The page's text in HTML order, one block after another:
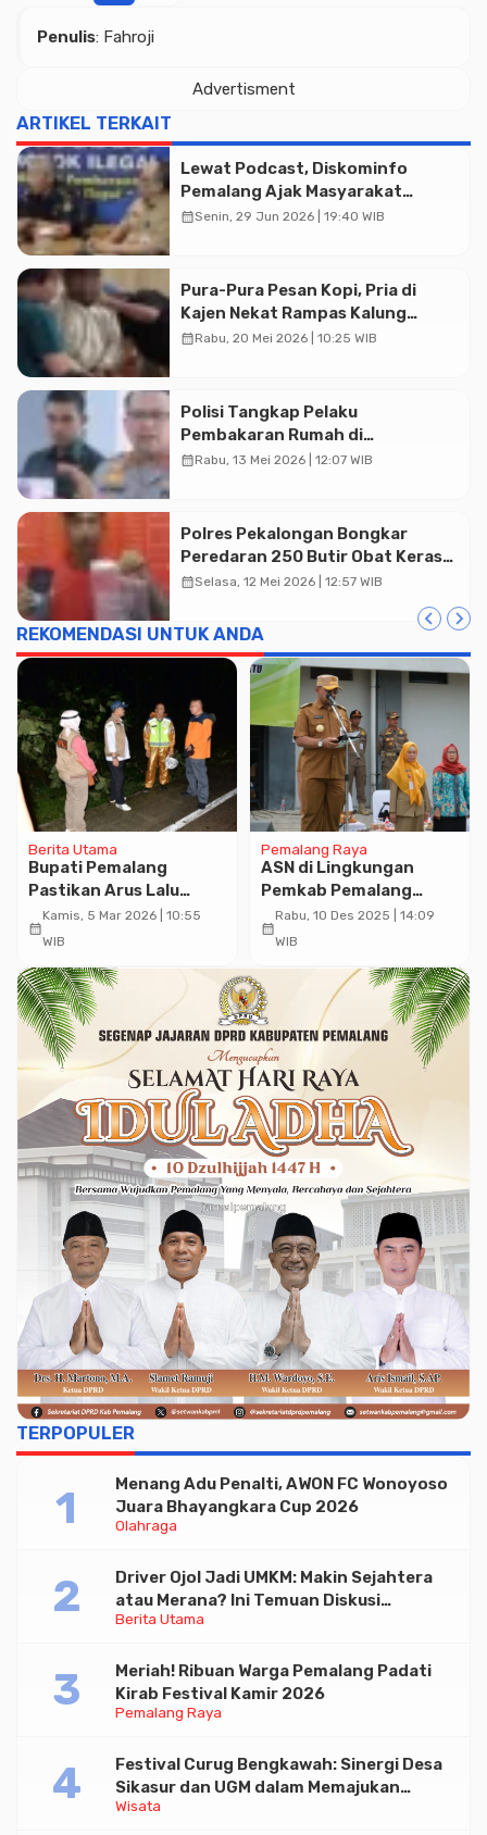
Penulis: Fahroji
Advertisment
ARTIKEL TERKAIT
Lewat Podcast, Diskominfo
Pemalang Ajak Masyarakat
Bersinergi Gempur Rokok Ilegal
calendar_monthSenin, 29 Jun 2026 | 19:40 WIB
Pura-Pura Pesan Kopi, Pria di
Kajen Nekat Rampas Kalung
Pemilik Warung, Berakhir Diciduk
calendar_monthRabu, 20 Mei 2026 | 10:25 WIB
Polisi Tangkap Pelaku
Pembakaran Rumah di
Karangdadap, Motif Diduga
calendar_monthRabu, 13 Mei 2026 | 12:07 WIB
Polres Pekalongan Bongkar
Peredaran 250 Butir Obat Keras
Yarindo di Kedungwuni, Seorang
calendar_monthSelasa, 12 Mei 2026 | 12:57 WIB
REKOMENDASI UNTUK ANDA
Berita Utama
Bupati Pemalang
Pastikan Arus Lalu
Lintas Bantarbolang–
Pemalang Kembali
Beliung
calendar_month
Kamis, 5 Mar 2026 | 10:55
WIB
Pemalang Raya
ASN di Lingkungan
Pemkab Pemalang
Diminta Sinkronkan
Data Masing-masing
calendar_month
Rabu, 10 Des 2025 | 14:09
WIB
TERPOPULER
Olahraga
Menang Adu Penalti, AWON FC Wonoyoso
Juara Bhayangkara Cup 2026
Berita Utama
Driver Ojol Jadi UMKM: Makin Sejahtera
atau Merana? Ini Temuan Diskusi
Paramadina
Pemalang Raya
Meriah! Ribuan Warga Pemalang Padati
Kirab Festival Kamir 2026
Wisata
Festival Curug Bengkawah: Sinergi Desa
Sikasur dan UGM dalam Memajukan
Wisata serta UMKM Lokal